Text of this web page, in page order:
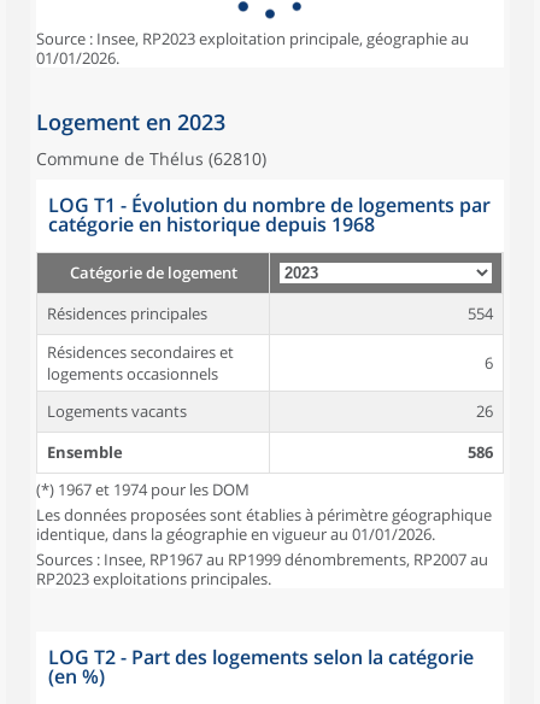
Source : Insee, RP2023 exploitation principale, géographie au
01/01/2026.
Logement en 2023
Commune de Thélus (62810)
LOG T1 - Évolution du nombre de logements par
catégorie en historique depuis 1968
Catégorie de logement
Résidences principales
554
Résidences secondaires et
logements occasionnels
6
Logements vacants
26
Ensemble
586
(*) 1967 et 1974 pour les DOM
Les données proposées sont établies à périmètre géographique
identique, dans la géographie en vigueur au 01/01/2026.
Sources : Insee, RP1967 au RP1999 dénombrements, RP2007 au
RP2023 exploitations principales.
LOG T2 - Part des logements selon la catégorie
(en %)